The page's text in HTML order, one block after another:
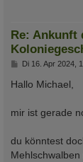
Re: Ankunft
B
i
t
a
g
Di 16. Apr 2024,
Hallo Michael,
mir ist gerade
du könntest